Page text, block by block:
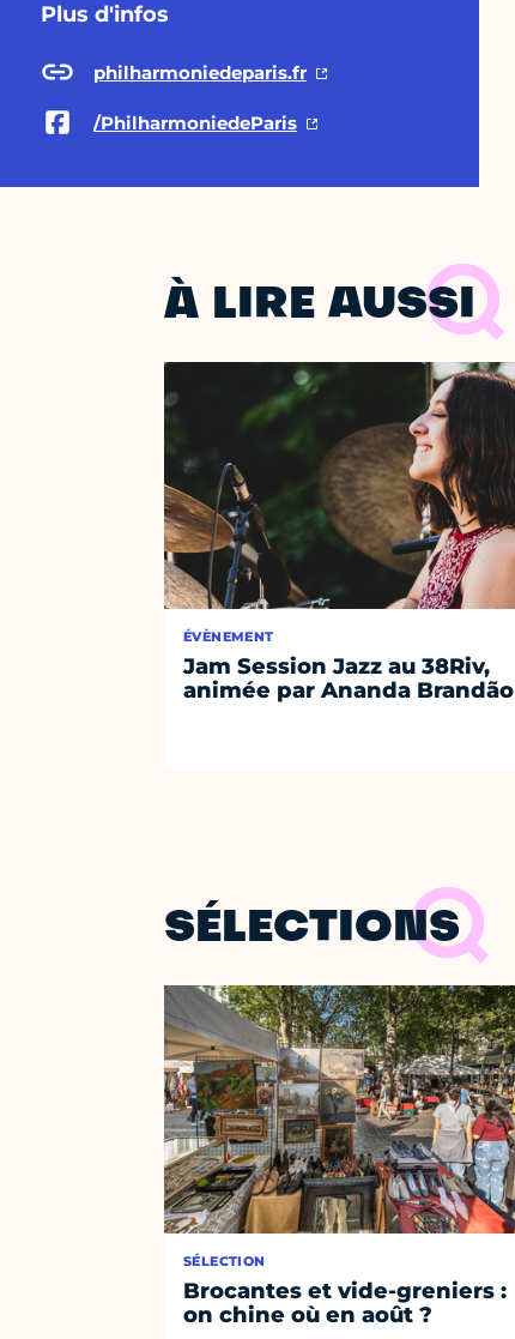
Plus d'infos
philharmoniedeparis.fr
/PhilharmoniedeParis
À LIRE AUSSI
ÉVÈNEMENT
Jam Session Jazz au 38Riv,
animée par Ananda Brandão
SÉLECTIONS
SÉLECTION
Brocantes et vide-greniers :
on chine où en août ?